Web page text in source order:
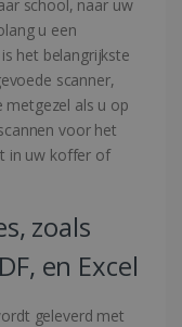
school, naar uw
u een
het belangrijkste
scanner,
metgezel als u op
voor het
in uw koffer of
zoals
en Excel
geleverd met